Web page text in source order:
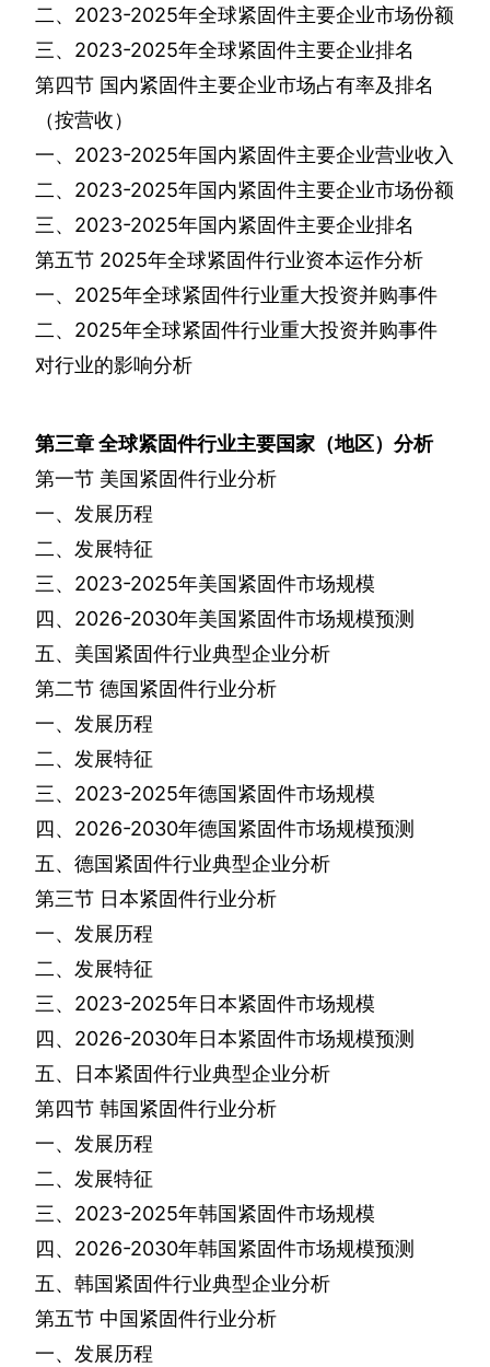
二、 2023-2025年全球紧固件主要企业市场份额
三、 2023-2025年全球紧固件主要企业排名
第四节 国内紧固件主要企业市场占有率及排名
（按营收）
一、 2023-2025年国内紧固件主要企业营业收入
二、 2023-2025年国内紧固件主要企业市场份额
三、 2023-2025年国内紧固件主要企业排名
第五节 2025年全球紧固件行业资本运作分析
一、 2025年全球紧固件行业重大投资并购事件
二、 2025年全球紧固件行业重大投资并购事件
对行业的影响分析
第三章全球紧固件行业主要国家（地区）分析
第一节 美国紧固件行业分析
一、发展历程
二、发展特征
三、 2023-2025年美国紧固件市场规模
四、 2026-2030年美国紧固件市场规模预测
五、美国紧固件行业典型企业分析
第二节 德国紧固件行业分析
一、发展历程
二、发展特征
三、 2023-2025年德国紧固件市场规模
四、 2026-2030年德国紧固件市场规模预测
五、德国紧固件行业典型企业分析
第三节 日本紧固件行业分析
一、发展历程
二、发展特征
三、 2023-2025年日本紧固件市场规模
四、 2026-2030年日本紧固件市场规模预测
五、日本紧固件行业典型企业分析
第四节 韩国紧固件行业分析
一、发展历程
二、发展特征
三、 2023-2025年韩国紧固件市场规模
四、 2026-2030年韩国紧固件市场规模预测
五、韩国紧固件行业典型企业分析
第五节 中国紧固件行业分析
一、发展历程